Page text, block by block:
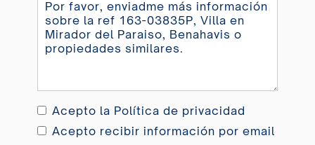
Acepto la Política de privacidad
Acepto recibir información por email